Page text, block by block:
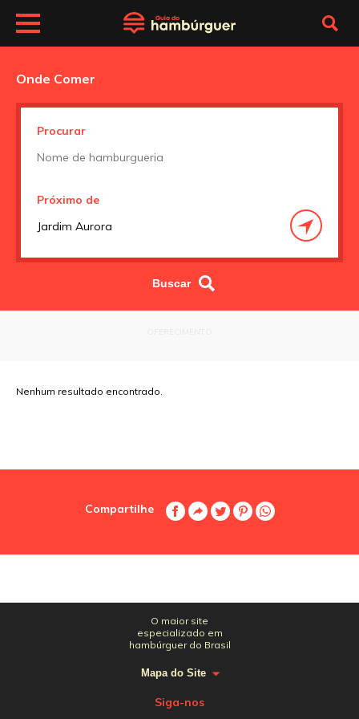
Onde Comer
Procurar
Próximo de
Nenhum resultado encontrado.
Compartilhe
O maior site
especializado em
hambúrguer do Brasil
Mapa do Site
Siga-nos